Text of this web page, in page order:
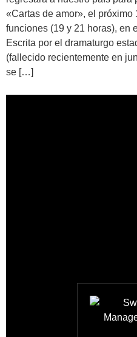
«Cartas de amor», el próximo
funciones (19 y 21 horas), en
Escrita por el dramaturgo
(fallecido recientemente en
se […]